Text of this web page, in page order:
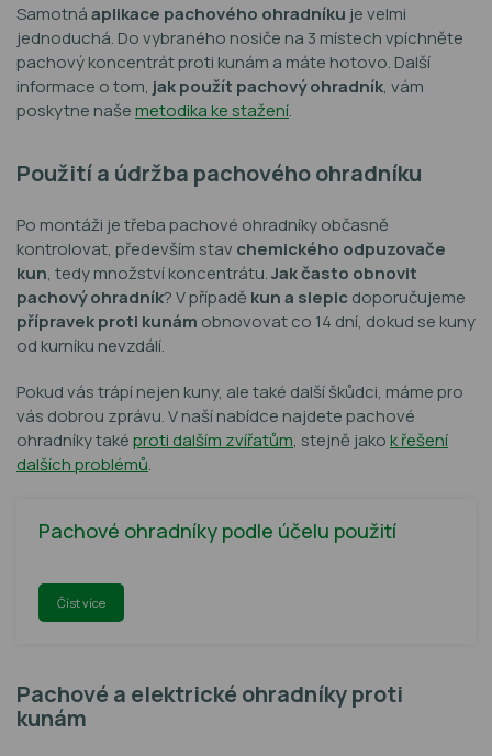
Samotnáaplikace pachového ohradníku je velmi
jednoduchá. Do vybraného nosiče na 3 místech vpíchněte
pachový koncentrát proti kunám a máte hotovo. Další
informace o tom, jak použít pachový ohradník, vám
poskytne našemetodika ke stažení.
Použití a údržba pachového ohradníku
Po montáži je třeba pachové ohradníky občasně
kontrolovat, především stav chemického odpuzovače
kun, tedy množství koncentrátu.Jak často obnovit
pachový ohradník? V případě kun a slepicdoporučujeme
přípravek proti kunám obnovovat co 14 dní, dokud se kuny
od kurníku nevzdálí.
Pokud vás trápí nejen kuny, ale také další škůdci, máme pro
vás dobrou zprávu. V naší nabídce najdete pachové
ohradníky taképroti dalším zvířatům, stejně jakok řešení
dalších problémů.
Pachové ohradníky podle účelu použití
Číst více
Pachové a elektrické ohradníky proti
kunám